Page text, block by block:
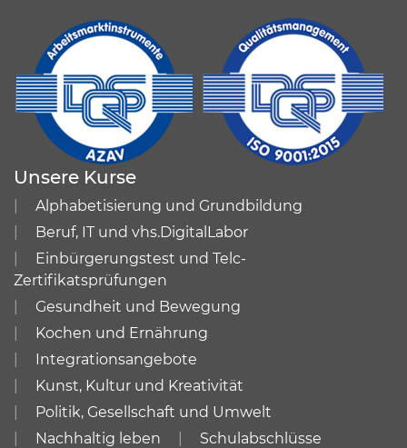
Unsere Kurse
Alphabetisierung und Grundbildung
Beruf, IT und vhs.DigitalLabor
Einbürgerungstest und Telc-
Zertifikatsprüfungen
Gesundheit und Bewegung
Kochen und Ernährung
Integrationsangebote
Kunst, Kultur und Kreativität
Politik, Gesellschaft und Umwelt
Nachhaltig leben
Schulabschlüsse